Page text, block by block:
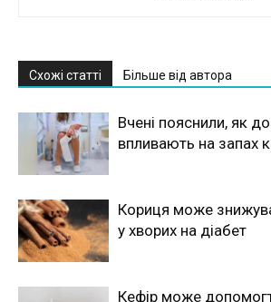
Схожі статті Більше від автора
Вчені пояснили, як
впливають на запах
Кориця може
у хворих на діабет
Кефір може